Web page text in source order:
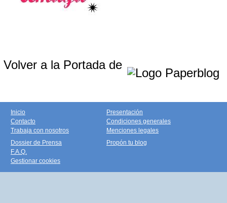
Volver a la Portada de
Inicio
Contacto
Trabaja con nosotros
Presentación
Condiciones generales
Menciones legales
Dossier de Prensa
F.A.Q.
Gestionar cookies
Propón tu blog